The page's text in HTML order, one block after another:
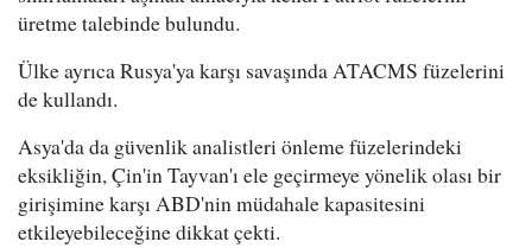
üretme talebinde bulundu.
Ülke ayrıca Rusya'ya karşı savaşında ATACMS füzelerini
de kullandı.
Asya'da da güvenlik analistleri önleme füzelerindeki
eksikliğin, Çin'in Tayvan'ı ele geçirmeye yönelik olası bir
girişimine karşı ABD'nin müdahale kapasitesini
etkileyebileceğine dikkat çekti.